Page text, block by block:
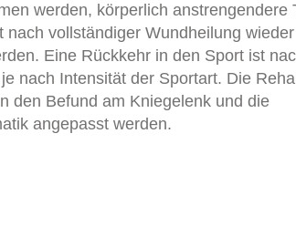
werden, körperlich anstrengendere
nach vollständiger Wundheilung wieder
Eine Rückkehr in den Sport ist
nach Intensität der Sportart. Die
den Befund am Kniegelenk und die
angepasst werden.